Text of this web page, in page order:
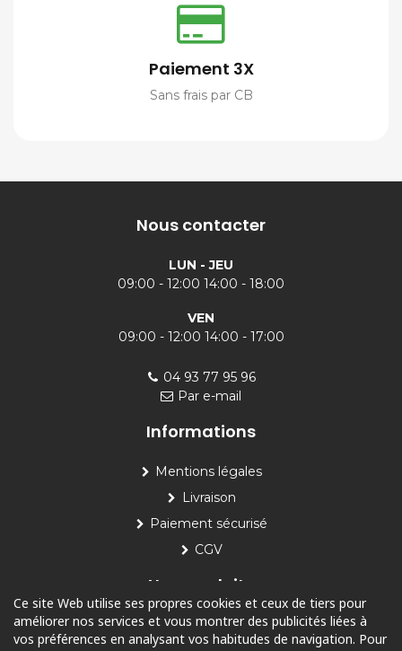
Paiement 3X
Sans frais par CB
Nous contacter
LUN - JEU
09:00 - 12:00 14:00 - 18:00
VEN
09:00 - 12:00 14:00 - 17:00
04 93 77 95 96
Par e-mail
Informations
Mentions légales
Livraison
Paiement sécurisé
CGV
Nos produits
Piscine
Ce site Web utilise ses propres cookies et ceux de tiers pour
améliorer nos services et vous montrer des publicités liées à
vos préférences en analysant vos habitudes de navigation. Pour